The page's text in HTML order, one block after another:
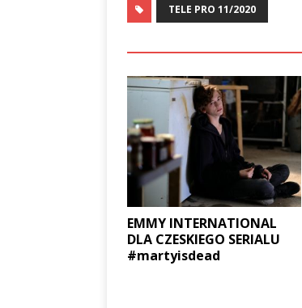
TELE PRO 11/2020
EMMY INTERNATIONAL
DLA CZESKIEGO SERIALU
#martyisdead